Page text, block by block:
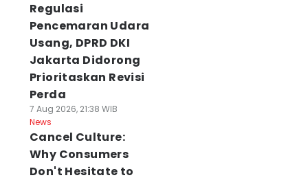
Regulasi
Pencemaran Udara
Usang, DPRD DKI
Jakarta Didorong
Prioritaskan Revisi
Perda
7 Aug 2026, 21:38 WIB
News
Cancel Culture:
Why Consumers
Don't Hesitate to